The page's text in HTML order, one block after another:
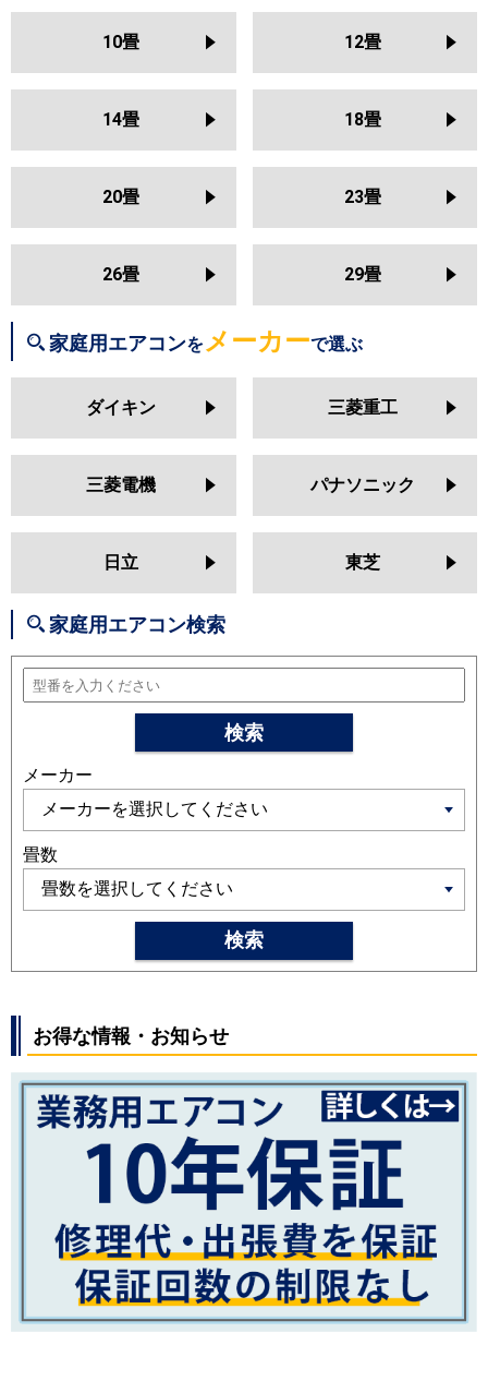
三菱電機 MSZ-KXV2526 MSZ-NXV2526
MSZ-HXV2526
MSZ-GV2526
MSZ-JXV2526 MSZ-ZXV2526
RAS-ZJ2526S
RAS-XJ2526S
RAS-VJ2525S RAS-ZJ2525S
SRK2526SK2
SRK2526TWF
SRK2526T SRK2526R SRK2526S
パナソニック CS-255DJ CS-255DGX CS-
255DEX
CS-255DHX CS-254DLX
S253ATMS S253ATRS S25ZTES
S25ZTCXS
S25ZTFXS
S25ZTVXS S25ZTMXS
S25ZTRXS
東芝 RAS-2514T RAS-N251X RAS-
N251DX
RAS-N251DZ RAS-
K251X
RAS-2513T RAS-K251DZ
RAS-K251DX
RAS-K251DRH
MSZ-AXV2525
MSZ-BXV2525
MSZ-JXV2525 MSZ-ZXV2525
MSZ-BXV2524
MSZ-JXV2524
MSZ-ZXV2524 MSZ-GV2523
MSZ-AXV2523
MSZ-JXV2523
MSZ-ZXV2523
MSZ-GV2522 MSZ-AXV2522
MSZ-BXV2522
MSZ-ZXV2522
日立 RAS-XJ2525S RAS-AJ25R RAS-
MJ25R RAS-V25R
RAS-XJ25R RAS-AJ25N
RAS-XJ25N
AJ25M RAS-V25M RAS-ZJ25M
三菱重工 SRK2525SK2
SRK2525T SRK2525R
SRK2524T
SRK2524S SRK2523T SRK2523R
SRK2522R
パナソニック CS-254DFL CS-254DJ CS-
254DGX
CS-254DEX CS-254DHX
CS-252DJ
CS-252DFL CS-
252DGX
CS-252DEX CS-251DAX
CS-252DX CS-252DLX
10畳 12畳
14畳 18畳
20畳 23畳
26畳 29畳
家庭用エアコンをメーカーで選ぶ
ダイキン 三菱重工
三菱電機 パナソニック
日立 東芝
家庭用エアコン検索
検索
メーカー
畳数
検索
お得な情報・お知らせ